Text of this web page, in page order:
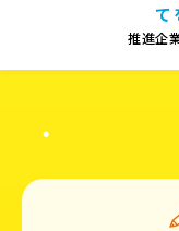
て
推進企